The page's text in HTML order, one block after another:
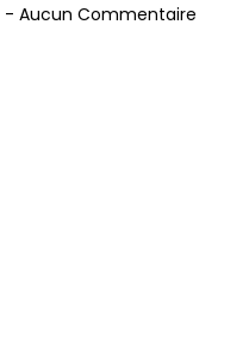
Aucun Commentaire